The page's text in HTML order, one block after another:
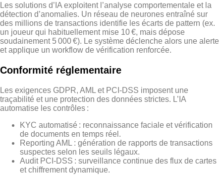
Les solutions d’IA exploitent l’analyse comportementale et la
détection d’anomalies. Un réseau de neurones entraîné sur
des millions de transactions identifie les écarts de pattern (ex.
un joueur qui habituellement mise 10 €, mais dépose
soudainement 5 000 €). Le système déclenche alors une alerte
et applique un workflow de vérification renforcée.
Conformité réglementaire
Les exigences GDPR, AML et PCI‑DSS imposent une
traçabilité et une protection des données strictes. L’IA
automatise les contrôles :
KYC automatisé : reconnaissance faciale et vérification
de documents en temps réel.
Reporting AML : génération de rapports de transactions
suspectes selon les seuils légaux.
Audit PCI‑DSS : surveillance continue des flux de cartes
et chiffrement dynamique.